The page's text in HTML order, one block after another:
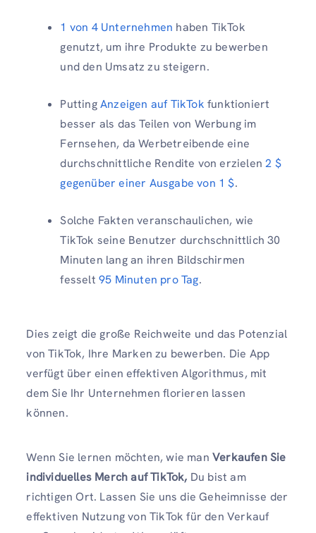
1 von 4 Unternehmen haben TikTok
genutzt, um ihre Produkte zu bewerben
und den Umsatz zu steigern.
PuttingAnzeigen auf TikTok funktioniert
besser als das Teilen von Werbung im
Fernsehen, da Werbetreibende eine
durchschnittliche Rendite von erzielen2 $
gegenüber einer Ausgabe von 1 $.
Solche Fakten veranschaulichen, wie
TikTok seine Benutzer durchschnittlich 30
Minuten lang an ihren Bildschirmen
fesselt 95 Minuten pro Tag.
Dies zeigt die große Reichweite und das Potenzial
von TikTok, Ihre Marken zu bewerben. Die App
verfügt über einen effektiven Algorithmus, mit
dem Sie Ihr Unternehmen florieren lassen
können.
Wenn Sie lernen möchten, wie man Verkaufen Sie
individuelles Merch auf TikTok, Du bist am
richtigen Ort. Lassen Sie uns die Geheimnisse der
effektiven Nutzung von TikTok für den Verkauf